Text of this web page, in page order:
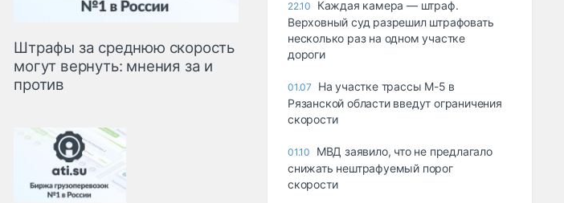
Штрафы за среднюю скорость
могут вернуть: мнения за и
против
22.10
Каждая камера — штраф.
Верховный суд разрешил штрафовать
несколько раз на одном участке
дороги
01.07
На участке трассы М-5 в
Рязанской области введут ограничения
скорости
01.10
МВД заявило, что не предлагало
снижать нештрафуемый порог
скорости